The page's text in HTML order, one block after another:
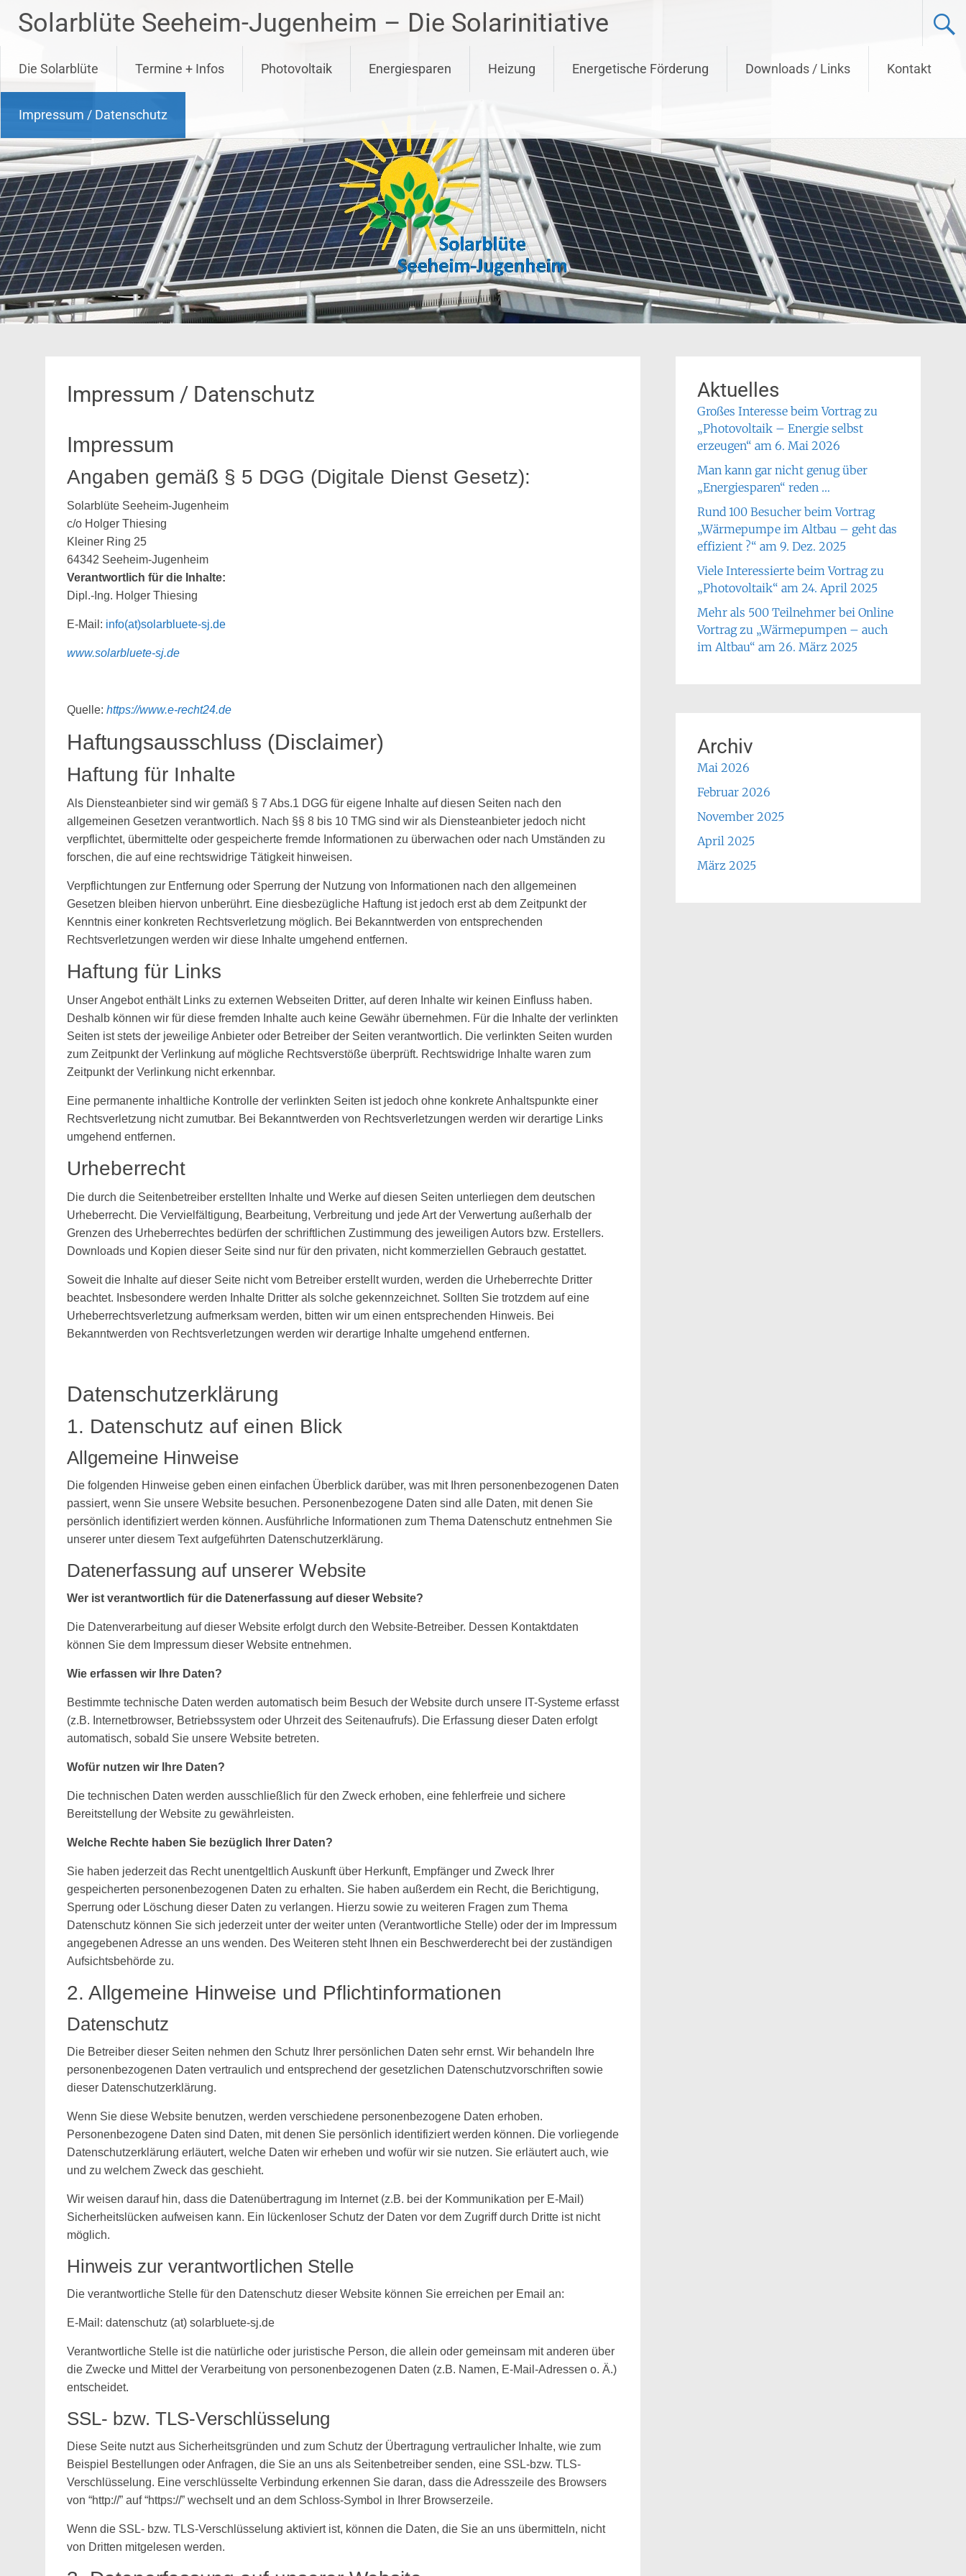
Inhalt
springen
Solarblüte Seeheim-Jugenheim – Die Solarinitiative
Die Solarblüte Termine + Infos Photovoltaik Energiesparen Heizung Energetische Förderung Downloads / Links Kontakt
Impressum / Datenschutz
Impressum / Datenschutz
Impressum
Angaben gemäß § 5 DGG (Digitale Dienst Gesetz):
Solarblüte Seeheim-Jugenheim
c/o Holger Thiesing
Kleiner Ring 25
64342 Seeheim-Jugenheim
Verantwortlich für die Inhalte:
Dipl.-Ing. Holger Thiesing
E-Mail: info(at)solarbluete-sj.de
www.solarbluete-sj.de
Quelle: https://www.e-recht24.de
Haftungsausschluss (Disclaimer)
Haftung für Inhalte
Als Diensteanbieter sind wir gemäß § 7 Abs.1 DGG für eigene Inhalte auf diesen Seiten nach den
allgemeinen Gesetzen verantwortlich. Nach §§ 8 bis 10 TMG sind wir als Diensteanbieter jedoch nicht
verpflichtet, übermittelte oder gespeicherte fremde Informationen zu überwachen oder nach Umständen zu
forschen, die auf eine rechtswidrige Tätigkeit hinweisen.
Verpflichtungen zur Entfernung oder Sperrung der Nutzung von Informationen nach den allgemeinen
Gesetzen bleiben hiervon unberührt. Eine diesbezügliche Haftung ist jedoch erst ab dem Zeitpunkt der
Kenntnis einer konkreten Rechtsverletzung möglich. Bei Bekanntwerden von entsprechenden
Rechtsverletzungen werden wir diese Inhalte umgehend entfernen.
Haftung für Links
Unser Angebot enthält Links zu externen Webseiten Dritter, auf deren Inhalte wir keinen Einfluss haben.
Deshalb können wir für diese fremden Inhalte auch keine Gewähr übernehmen. Für die Inhalte der verlinkten
Seiten ist stets der jeweilige Anbieter oder Betreiber der Seiten verantwortlich. Die verlinkten Seiten wurden
zum Zeitpunkt der Verlinkung auf mögliche Rechtsverstöße überprüft. Rechtswidrige Inhalte waren zum
Zeitpunkt der Verlinkung nicht erkennbar.
Eine permanente inhaltliche Kontrolle der verlinkten Seiten ist jedoch ohne konkrete Anhaltspunkte einer
Rechtsverletzung nicht zumutbar. Bei Bekanntwerden von Rechtsverletzungen werden wir derartige Links
umgehend entfernen.
Urheberrecht
Die durch die Seitenbetreiber erstellten Inhalte und Werke auf diesen Seiten unterliegen dem deutschen
Urheberrecht. Die Vervielfältigung, Bearbeitung, Verbreitung und jede Art der Verwertung außerhalb der
Grenzen des Urheberrechtes bedürfen der schriftlichen Zustimmung des jeweiligen Autors bzw. Erstellers.
Downloads und Kopien dieser Seite sind nur für den privaten, nicht kommerziellen Gebrauch gestattet.
Soweit die Inhalte auf dieser Seite nicht vom Betreiber erstellt wurden, werden die Urheberrechte Dritter
beachtet. Insbesondere werden Inhalte Dritter als solche gekennzeichnet. Sollten Sie trotzdem auf eine
Urheberrechtsverletzung aufmerksam werden, bitten wir um einen entsprechenden Hinweis. Bei
Bekanntwerden von Rechtsverletzungen werden wir derartige Inhalte umgehend entfernen.
Datenschutzerklärung
1. Datenschutz auf einen Blick
Allgemeine Hinweise
Die folgenden Hinweise geben einen einfachen Überblick darüber, was mit Ihren personenbezogenen Daten
passiert, wenn Sie unsere Website besuchen. Personenbezogene Daten sind alle Daten, mit denen Sie
persönlich identifiziert werden können. Ausführliche Informationen zum Thema Datenschutz entnehmen Sie
unserer unter diesem Text aufgeführten Datenschutzerklärung.
Datenerfassung auf unserer Website
Wer ist verantwortlich für die Datenerfassung auf dieser Website?
Die Datenverarbeitung auf dieser Website erfolgt durch den Website-Betreiber. Dessen Kontaktdaten
können Sie dem Impressum dieser Website entnehmen.
Wie erfassen wir Ihre Daten?
Bestimmte technische Daten werden automatisch beim Besuch der Website durch unsere IT-Systeme erfasst
(z.B. Internetbrowser, Betriebssystem oder Uhrzeit des Seitenaufrufs). Die Erfassung dieser Daten erfolgt
automatisch, sobald Sie unsere Website betreten.
Wofür nutzen wir Ihre Daten?
Die technischen Daten werden ausschließlich für den Zweck erhoben, eine fehlerfreie und sichere
Bereitstellung der Website zu gewährleisten.
Welche Rechte haben Sie bezüglich Ihrer Daten?
Sie haben jederzeit das Recht unentgeltlich Auskunft über Herkunft, Empfänger und Zweck Ihrer
gespeicherten personenbezogenen Daten zu erhalten. Sie haben außerdem ein Recht, die Berichtigung,
Sperrung oder Löschung dieser Daten zu verlangen. Hierzu sowie zu weiteren Fragen zum Thema
Datenschutz können Sie sich jederzeit unter der weiter unten (Verantwortliche Stelle) oder der im Impressum
angegebenen Adresse an uns wenden. Des Weiteren steht Ihnen ein Beschwerderecht bei der zuständigen
Aufsichtsbehörde zu.
2. Allgemeine Hinweise und Pflichtinformationen
Datenschutz
Die Betreiber dieser Seiten nehmen den Schutz Ihrer persönlichen Daten sehr ernst. Wir behandeln Ihre
personenbezogenen Daten vertraulich und entsprechend der gesetzlichen Datenschutzvorschriften sowie
dieser Datenschutzerklärung.
Wenn Sie diese Website benutzen, werden verschiedene personenbezogene Daten erhoben.
Personenbezogene Daten sind Daten, mit denen Sie persönlich identifiziert werden können. Die vorliegende
Datenschutzerklärung erläutert, welche Daten wir erheben und wofür wir sie nutzen. Sie erläutert auch, wie
und zu welchem Zweck das geschieht.
Wir weisen darauf hin, dass die Datenübertragung im Internet (z.B. bei der Kommunikation per E-Mail)
Sicherheitslücken aufweisen kann. Ein lückenloser Schutz der Daten vor dem Zugriff durch Dritte ist nicht
möglich.
Hinweis zur verantwortlichen Stelle
Die verantwortliche Stelle für den Datenschutz dieser Website können Sie erreichen per Email an:
E-Mail: datenschutz (at) solarbluete-sj.de
Verantwortliche Stelle ist die natürliche oder juristische Person, die allein oder gemeinsam mit anderen über
die Zwecke und Mittel der Verarbeitung von personenbezogenen Daten (z.B. Namen, E-Mail-Adressen o. Ä.)
entscheidet.
SSL- bzw. TLS-Verschlüsselung
Diese Seite nutzt aus Sicherheitsgründen und zum Schutz der Übertragung vertraulicher Inhalte, wie zum
Beispiel Bestellungen oder Anfragen, die Sie an uns als Seitenbetreiber senden, eine SSL-bzw. TLS-
Verschlüsselung. Eine verschlüsselte Verbindung erkennen Sie daran, dass die Adresszeile des Browsers
von “http://” auf “https://” wechselt und an dem Schloss-Symbol in Ihrer Browserzeile.
Wenn die SSL- bzw. TLS-Verschlüsselung aktiviert ist, können die Daten, die Sie an uns übermitteln, nicht
von Dritten mitgelesen werden.
Aktuelles
Großes Interesse beim Vortrag zu
„Photovoltaik – Energie selbst
erzeugen“ am 6. Mai 2026
Man kann gar nicht genug über
„Energiesparen“ reden …
Rund 100 Besucher beim Vortrag
„Wärmepumpe im Altbau – geht das
effizient ?“ am 9. Dez. 2025
Viele Interessierte beim Vortrag zu
„Photovoltaik“ am 24. April 2025
Mehr als 500 Teilnehmer bei Online
Vortrag zu „Wärmepumpen – auch
im Altbau“ am 26. März 2025
Archiv
Mai 2026
Februar 2026
November 2025
April 2025
März 2025